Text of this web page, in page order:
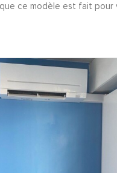
ce modèle est fait